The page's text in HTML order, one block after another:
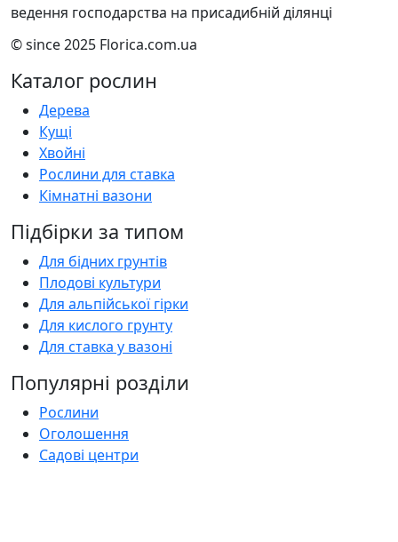
ведення господарства на присадибній ділянці
© since 2025 Florica.com.ua
Каталог рослин
Дерева
Кущі
Хвойні
Рослини для ставка
Кімнатні вазони
Підбірки за типом
Для бідних грунтів
Плодові культури
Для альпійської гірки
Для кислого грунту
Для ставка у вазоні
Популярні розділи
Рослини
Оголошення
Садові центри